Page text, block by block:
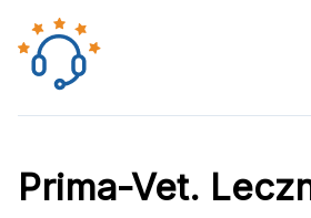
Prima-Vet.